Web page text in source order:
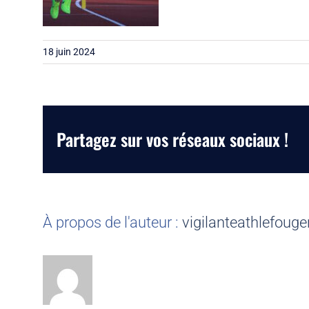
18 juin 2024
Partagez sur vos réseaux sociaux !
À propos de l'auteur :